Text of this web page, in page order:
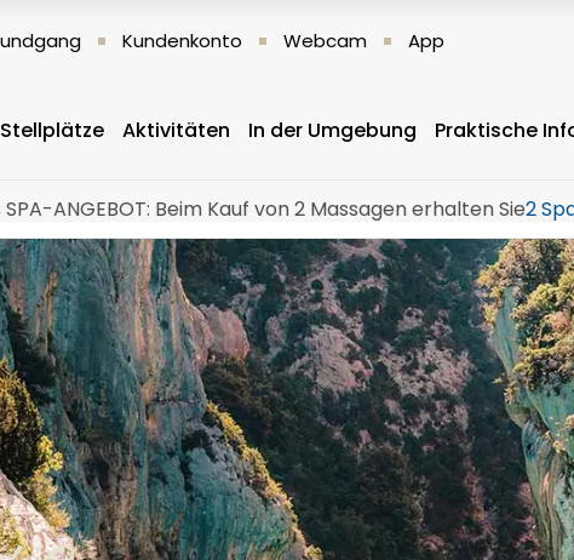
Kundenkonto Webcam App
Stellplätze Aktivitäten In der Umgebung Praktische
SPA-ANGEBOT: Beim Kauf von 2 Massagen erhalten Sie2